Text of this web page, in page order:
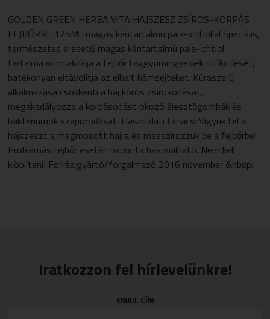
GOLDEN GREEN HERBA VITA HAJSZESZ ZSÍROS-KORPÁS
FEJBŐRRE 125ML magas kéntartalmú pala-ichtiollal Speciális,
természetes eredetű magas kéntartalmú pala-ichtiol
tartalma normalizálja a fejbőr faggyúmirigyeinek működését,
hatékonyan eltávolítja az elhalt hámsejteket. Kúraszerű
alkalmazása csökkenti a haj kóros zsírosodását,
megakadályozza a korpásodást okozó élesztőgombák és
baktériumok szaporodását. Használati tanács: Vigyük fel a
hajszeszt a megmosott hajra és masszírozzuk be a fejbőrbe!
Problémás fejbőr esetén naponta használható. Nem kell
kiöblíteni! Forrás:gyártó/forgalmazó 2016 november &nbsp:
Iratkozzon fel hírlevelünkre!
EMAIL CÍM